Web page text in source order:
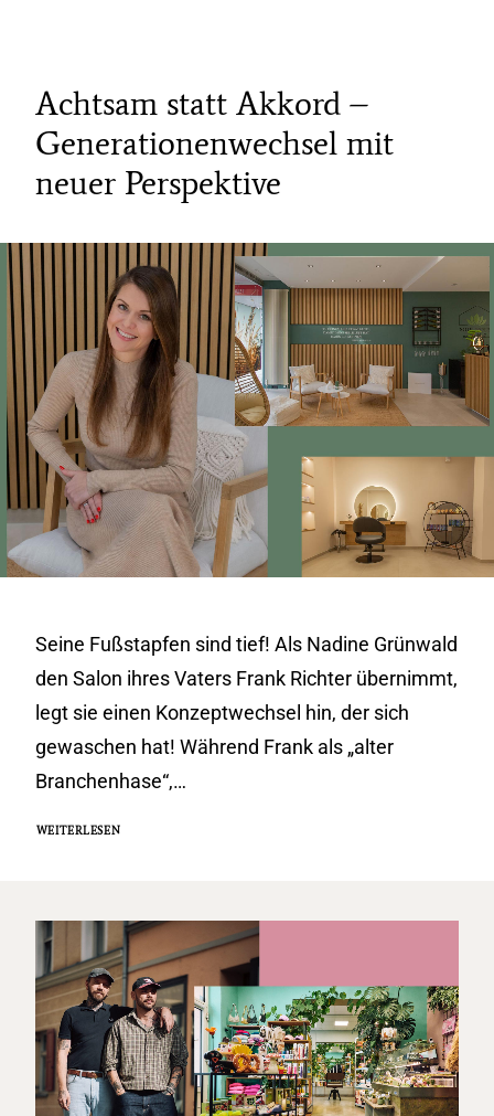
Achtsam statt Akkord –
Generationenwechsel mit
neuer Perspektive
Seine Fußstapfen sind tief! Als Nadine Grünwald
den Salon ihres Vaters Frank Richter übernimmt,
legt sie einen Konzeptwechsel hin, der sich
gewaschen hat! Während Frank als „alter
Branchenhase“,…
WEITERLESEN